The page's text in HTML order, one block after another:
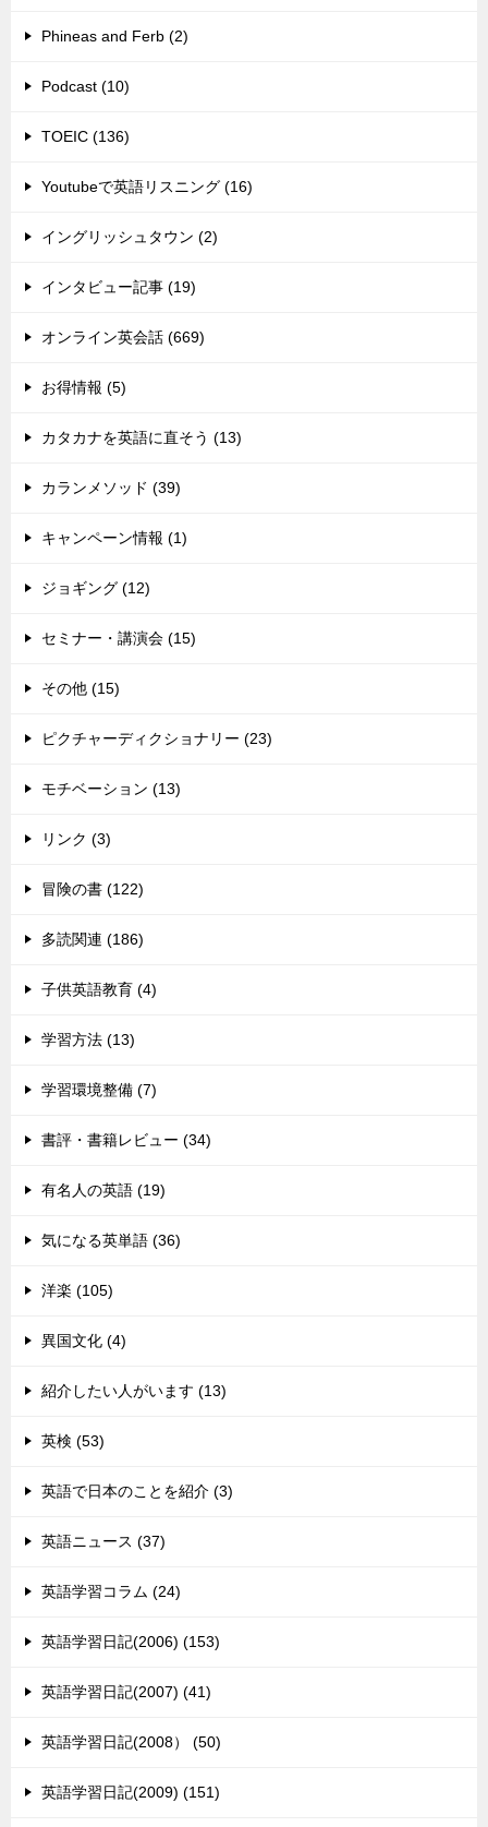
Phineas and Ferb (2)
Podcast (10)
TOEIC (136)
Youtubeで英語リスニング (16)
イングリッシュタウン (2)
インタビュー記事 (19)
オンライン英会話 (669)
お得情報 (5)
カタカナを英語に直そう (13)
カランメソッド (39)
キャンペーン情報 (1)
ジョギング (12)
セミナー・講演会 (15)
その他 (15)
ピクチャーディクショナリー (23)
モチベーション (13)
リンク (3)
冒険の書 (122)
多読関連 (186)
子供英語教育 (4)
学習方法 (13)
学習環境整備 (7)
書評・書籍レビュー (34)
有名人の英語 (19)
気になる英単語 (36)
洋楽 (105)
異国文化 (4)
紹介したい人がいます (13)
英検 (53)
英語で日本のことを紹介 (3)
英語ニュース (37)
英語学習コラム (24)
英語学習日記(2006) (153)
英語学習日記(2007) (41)
英語学習日記(2008） (50)
英語学習日記(2009) (151)